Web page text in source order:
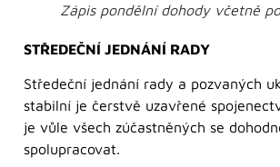
Zápis pondělní dohody včetně
STŘEDEČNÍ JEDNÁNÍ RADY
Středeční jednání rady a pozvaných
stabilní je čerstvě uzavřené
je vůle všech zúčastněných se
spolupracovat.